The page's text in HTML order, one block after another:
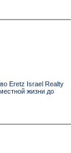
Eretz Israel Realty
жизни до